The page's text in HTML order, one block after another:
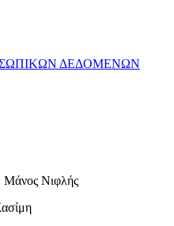
ΔΕΔΟΜΕΝΩΝ
Μάνος Νιφλής